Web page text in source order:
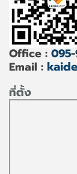
Office : 095-
Email :
ที่ตั้ง